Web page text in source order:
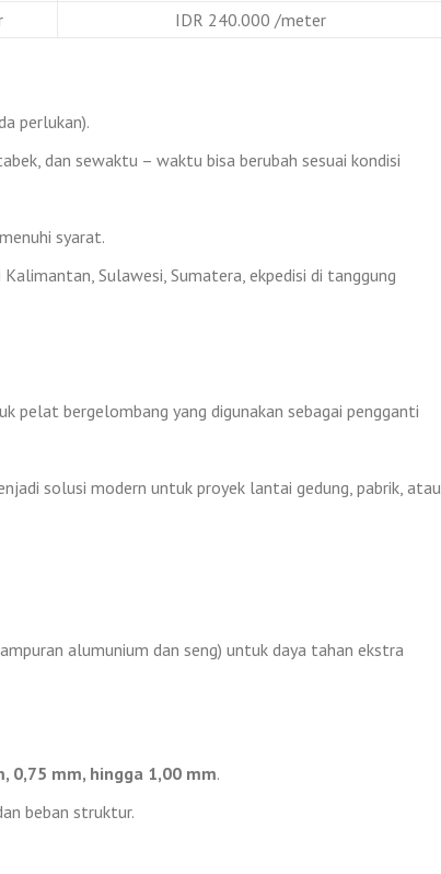
IDR 240.000 /meter
perlukan).
dan sewaktu – waktu bisa berubah sesuai kondisi
syarat.
Sulawesi, Sumatera, ekpedisi di tanggung
pelat bergelombang yang digunakan sebagai pengganti
solusi modern untuk proyek lantai gedung, pabrik, atau
alumunium dan seng) untuk daya tahan ekstra
0,75 mm, hingga 1,00 mm.
beban struktur.